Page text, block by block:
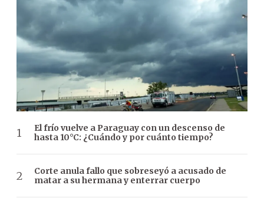
El frío vuelve a Paraguay con un descenso de
hasta 10°C: ¿Cuándo y por cuánto tiempo?
Corte anula fallo que sobreseyó a acusado de
matar a su hermana y enterrar cuerpo